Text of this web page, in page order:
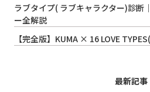
ラブタイプ( ラブキャラクター)診断
ー全解説
【完全版】KUMA × 16 LOVE
最新記事